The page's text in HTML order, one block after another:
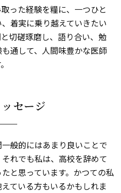
った経験を糧に、一つひと
着実に乗り越えていきたい
切磋琢磨し、語り合い、勉
通して、人間味豊かな医師
セージ
般的にはあまり良いことで
れでも私は、高校を辞めて
と思っています。かつての私
ている方もいるかもしれま